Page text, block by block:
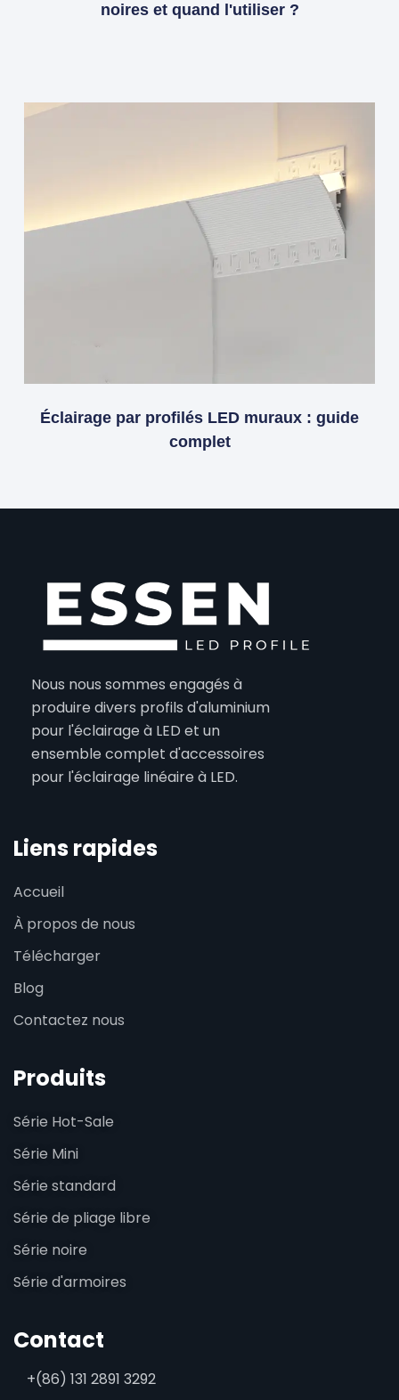
noires et quand l'utiliser ?
Éclairage par profilés LED muraux : guide
complet
Nous nous sommes engagés à
produire divers profils d'aluminium
pour l'éclairage à LED et un
ensemble complet d'accessoires
pour l'éclairage linéaire à LED.
Liens rapides
Accueil
À propos de nous
Télécharger
Blog
Contactez nous
Produits
Série Hot-Sale
Série Mini
Série standard
Série de pliage libre
Série noire
Série d'armoires
Contact
+(86) 131 2891 3292